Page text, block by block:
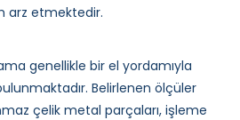
arz etmektedir.
genellikle bir el yordamıyla
Belirlenen ölçüler
çelik metal parçaları, işleme